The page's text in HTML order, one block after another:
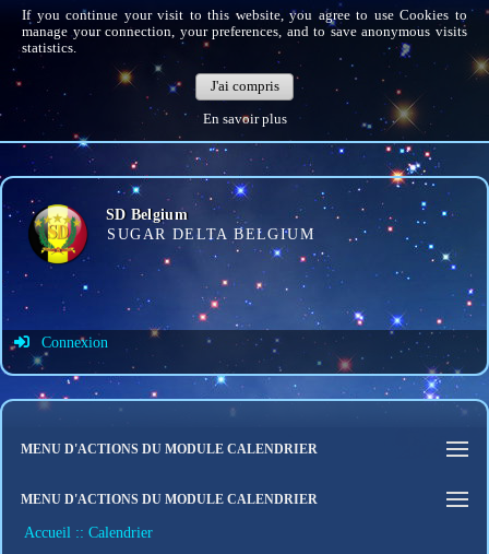
If you continue your visit to this website, you agree to use Cookies to
manage your connection, your preferences, and to save anonymous visits
statistics.
J'ai compris
En savoir plus
SD Belgium
SUGAR DELTA BELGIUM
Connexion
Identifiant de connexion
Mot de passe
Connexion auto
Connexion
MENU D'ACTIONS DU MODULE CALENDRIER
MENU D'ACTIONS DU MODULE CALENDRIER
Accueil Calendrier